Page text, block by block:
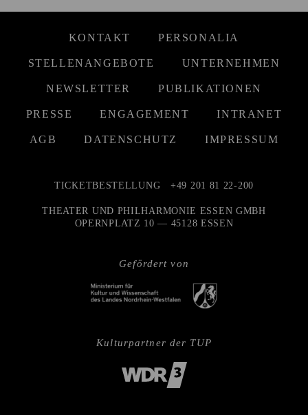
KONTAKT PERSONALIA
STELLENANGEBOTE UNTERNEHMEN
NEWSLETTER PUBLIKATIONEN
PRESSE ENGAGEMENT INTRANET
AGB DATENSCHUTZ IMPRESSUM
Gefördert von
TICKETBESTELLUNG +49 201 81 22-200
THEATER UND PHILHARMONIE ESSEN GMBH
OPERNPLATZ 10 — 45128 ESSEN
Kulturpartner der TUP